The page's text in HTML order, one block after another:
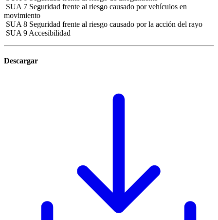
SUA 7 Seguridad frente al riesgo causado por vehículos en
movimiento
SUA 8 Seguridad frente al riesgo causado por la acción del rayo
SUA 9 Accesibilidad
Descargar